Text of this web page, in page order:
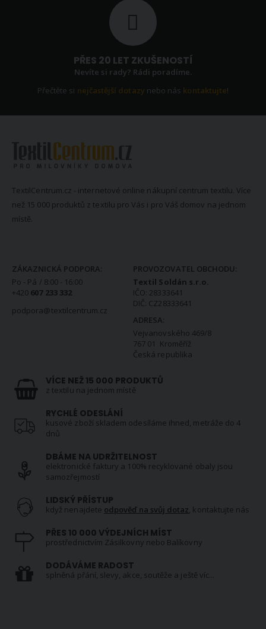
PŘES 20 LET ZKUŠENOSTÍ
Nevíte si rady? Rádi poradíme.
Přečtěte si nejčastější dotazy nebo nás kontaktujte!
TextilCentrum.cz - internetové online nákupní centrum textilu. Více
než 15 000 produktů z textilu pro Vás i pro Váš domov na jednom
místě.
ZÁKAZNICKÁ PODPORA:
Po - Pá / 8:00 - 16:00
+420 607 233 332
podpora@textilcentrum.cz
PROVOZOVATEL OBCHODU:
Textil Soldán s.r.o.
IČO: 28333641
DIČ: CZ28333641
ADRESA:
Vejvanovského 469/8
767 01 Kroměříž
Česká republika
VÍCE NEŽ 15 000 PRODUKTŮ
z textilu na jednom místě
RYCHLÉ ODESLÁNÍ
kusové zboží skladem odesíláme ihned, metráže do 4
dnů
DBÁME NA UDRŽITELNOST
elektronické faktury a 100% recyklované obaly jsou
samozřejmostí
LIDSKÝ PŘÍSTUP
když nenajdete odpověď na svůj dotaz, kontaktujte nás
PŘES 10 000 VÝDEJNÍCH MÍST
prostřednictvím Zásilkovny nebo Balíkovny
DODÁVÁME RADOST
splněná přání, slevy, akce, soutěže a ještě víc...